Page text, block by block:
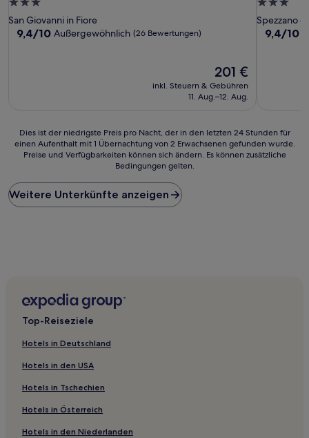
Sterne-
Unterkunft
San Giovanni in Fiore
9.4
9,4/10 Außergewöhnlich (26 Bewertungen)
Der
Preis
beträgt
201 €
inkl. Steuern & Gebühren
11. Aug.–12. Aug.
Sterne-
Spezzano
9.4
9,4/10
Dies
ist
Preis
pro
Nacht,
Aufenthalt
von
gefunden
Preise
und
können
Dies ist der niedrigste Preis pro Nacht, der in den letzten 24 Stunden für
einen Aufenthalt mit 1 Übernachtung von 2 Erwachsenen gefunden wurde.
Preise und Verfügbarkeiten können sich ändern. Es können zusätzliche
Bedingungen gelten.
Weitere Unterkünfte anzeigen
Top-Reiseziele
Hotels in Deutschland
Hotels in den USA
Hotels in Tschechien
Hotels in Österreich
Hotels in den Niederlanden